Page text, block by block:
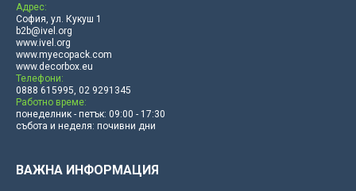
Адрес:
София, ул. Кукуш 1
b2b@ivel.org
www.ivel.org
www.myecopack.com
www.decorbox.eu
Телефони:
0888 615995, 02 9291345
Работно време:
понеделник - петък: 09:00 - 17:30
събота и неделя: почивни дни
ВАЖНА ИНФОРМАЦИЯ